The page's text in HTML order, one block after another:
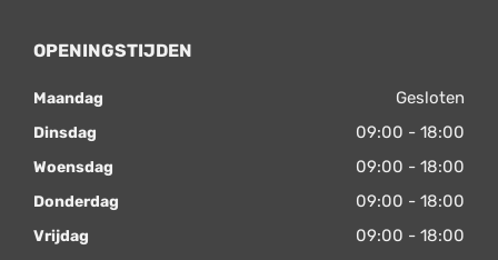
OPENINGSTIJDEN
Maandag Gesloten
Dinsdag 09:00 - 18:00
Woensdag 09:00 - 18:00
Donderdag 09:00 - 18:00
Vrijdag 09:00 - 18:00